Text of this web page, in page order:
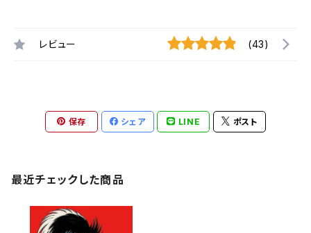
レビュー (43)
保存 シェア LINE ポスト
最近チェックした商品